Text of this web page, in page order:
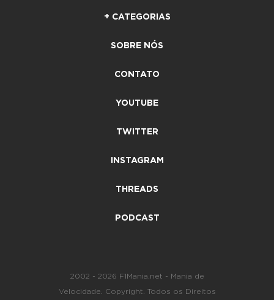
+ CATEGORIAS
SOBRE NÓS
CONTATO
YOUTUBE
TWITTER
INSTAGRAM
THREADS
PODCAST
2002 - 2026 F1Mania.net - Mania de
Velocidade. Copyright. Todos os Direitos